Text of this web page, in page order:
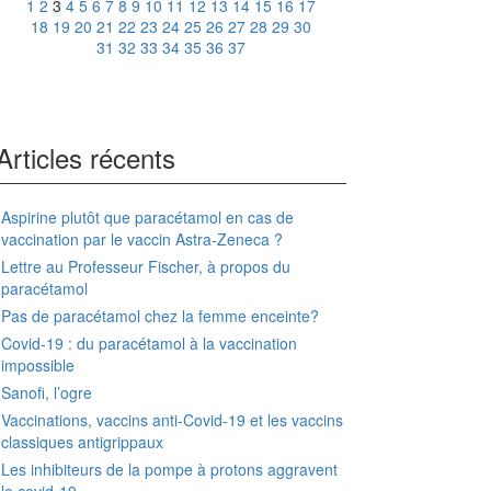
1 2 3 4 5 6 7 8 9 10 11 12 13 14 15 16 17
18 19 20 21 22 23 24 25 26 27 28 29 30
31 32 33 34 35 36 37
récents
Aspirine plutôt que paracétamol en cas de
vaccination par le vaccin Astra-Zeneca ?
Lettre au Professeur Fischer, à propos du
paracétamol
Pas de paracétamol chez la femme enceinte?
Covid-19 : du paracétamol à la vaccination
impossible
Sanofi, l’ogre
Vaccinations, vaccins anti-Covid-19 et les vaccins
classiques antigrippaux
Les inhibiteurs de la pompe à protons aggravent